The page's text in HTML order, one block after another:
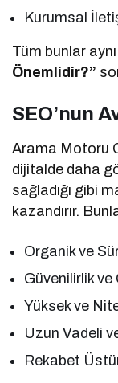
Kurumsal
Tüm bunlar
Önemlidir?”
SEO’nun
Arama Motoru
dijitalde daha
sağladığı gibi
kazandırır.
Organik ve
Güvenilirlik
Yüksek ve
Uzun Vadeli
Rekabet